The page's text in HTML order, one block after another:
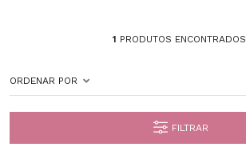
1 PRODUTOS ENCONTRADOS
ORDENAR POR
FILTRAR